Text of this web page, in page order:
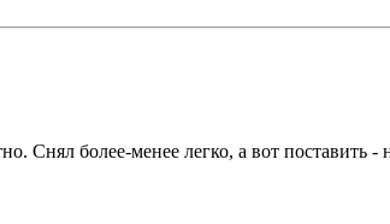
Снял более-менее легко, а вот поставить -